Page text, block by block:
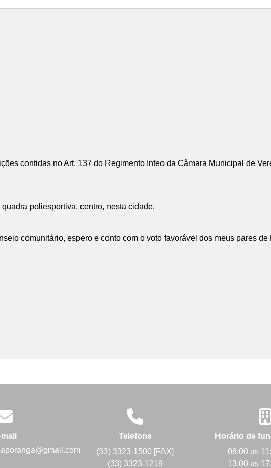
contidas no Art. 137 do Regimento Inteo da Câmara Municipal de
poliesportiva, centro, nesta cidade.
comunitário, espero e conto com o voto favorável dos meus pares de
mail
Telefone
(33) 3323-1500 [FAX]
(33) 3323-1219
Horário de
08:00 as
13:00 as